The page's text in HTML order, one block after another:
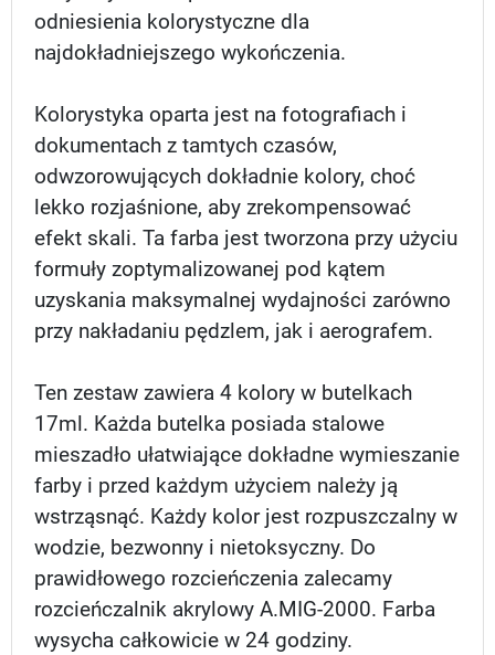
odniesienia kolorystyczne dla
najdokładniejszego wykończenia.
Kolorystyka oparta jest na fotografiach i
dokumentach z tamtych czasów,
odwzorowujących dokładnie kolory, choć
lekko rozjaśnione, aby zrekompensować
efekt skali. Ta farba jest tworzona przy użyciu
formuły zoptymalizowanej pod kątem
uzyskania maksymalnej wydajności zarówno
przy nakładaniu pędzlem, jak i aerografem.
Ten zestaw zawiera 4 kolory w butelkach
17ml. Każda butelka posiada stalowe
mieszadło ułatwiające dokładne wymieszanie
farby i przed każdym użyciem należy ją
wstrząsnąć. Każdy kolor jest rozpuszczalny w
wodzie, bezwonny i nietoksyczny. Do
prawidłowego rozcieńczenia zalecamy
rozcieńczalnik akrylowy A.MIG-2000. Farba
wysycha całkowicie w 24 godziny.